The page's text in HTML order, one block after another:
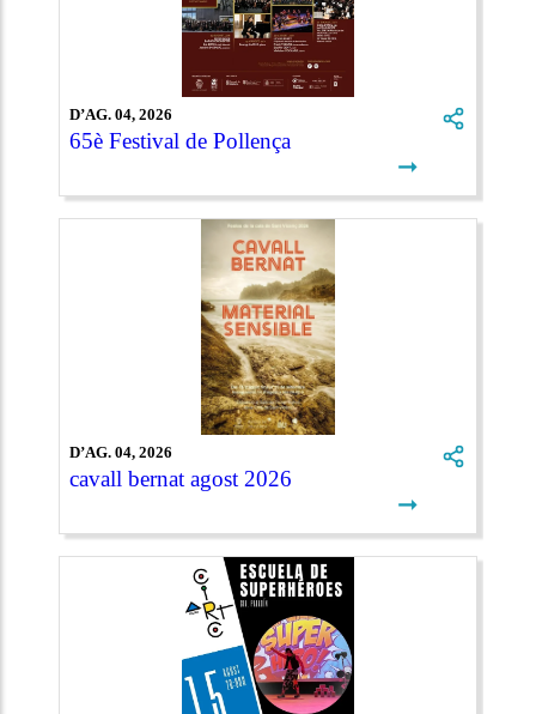
D’AG. 04, 2026
65è Festival de Pollença
➞
D’AG. 04, 2026
cavall bernat agost 2026
➞